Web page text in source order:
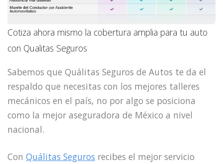
Cotiza ahora mismo la cobertura amplia para tu auto
con Qualitas Seguros
Sabemos que Quálitas Seguros de Autos te da el
respaldo que necesitas con los mejores talleres
mecánicos en el país, no por algo se posiciona
como la mejor aseguradora de México a nivel
nacional.
Con Quálitas Seguros recibes el mejor servicio